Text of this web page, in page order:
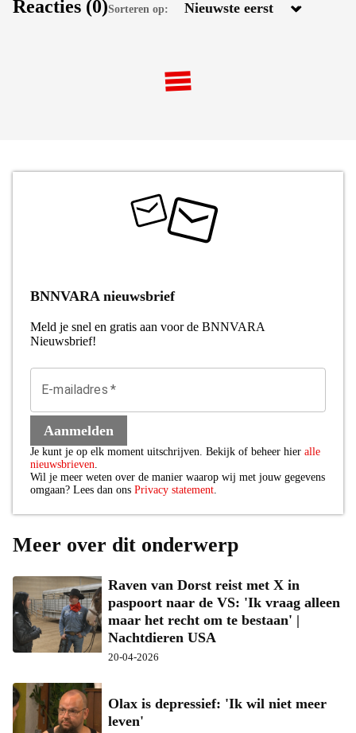
Reacties (0)Sorteren op:
BNNVARA nieuwsbrief
Meld je snel en gratis aan voor de BNNVARA
Nieuwsbrief!
E-mailadres *
Aanmelden
Je kunt je op elk moment uitschrijven. Bekijk of beheer hier alle
nieuwsbrieven.
Wil je meer weten over de manier waarop wij met jouw gegevens
omgaan? Lees dan ons Privacy statement.
Meer over dit onderwerp
Raven van Dorst reist met X in
paspoort naar de VS: 'Ik vraag alleen
maar het recht om te bestaan' |
Nachtdieren USA
20-04-2026
Olax is depressief: 'Ik wil niet meer
leven'